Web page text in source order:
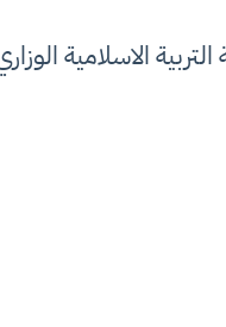
الوزاري دور اول 2023 صف